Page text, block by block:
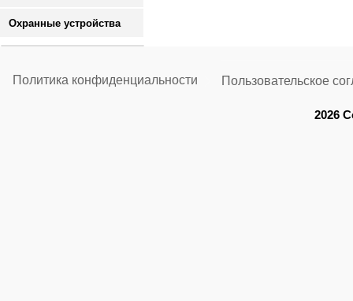
Охранные устройства
Политика конфиденциальности Пользовательское
2026